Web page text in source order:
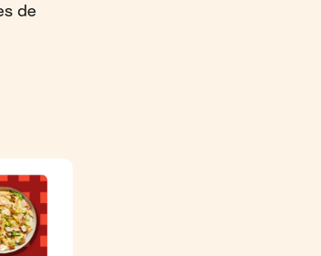
de